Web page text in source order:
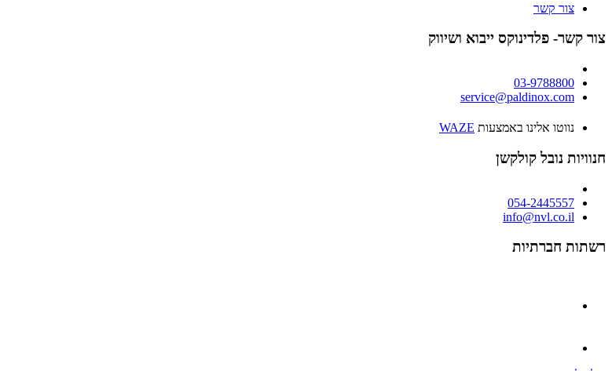
צור קשר
צור קשר- פלדינוקס ייבוא ושיווק
03-9788800
service@paldinox.com
נווטו אלינו באמצעות WAZE
חנוויות נובל קולקשן
054-2445557
info@nvl.co.il
רשתות חברתיות